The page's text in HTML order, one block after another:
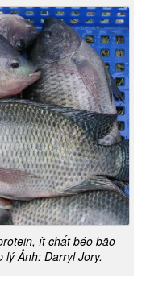
ít chất béo bão
lýẢnh: Darryl Jory.